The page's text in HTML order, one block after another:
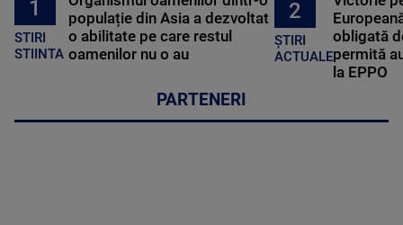
1
STIRI
STIINTA
populație din Asia a dezvoltat
o abilitate pe care restul
oamenilor nu o au
2
ȘTIRI
ACTUALE
obligată
permită
la EPPO
PARTENERI